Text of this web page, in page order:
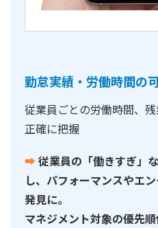
勤怠実績・労働時間の
従業員ごとの労働時間、
正確に把握
➡従業員の「働きすぎ」
し、パフォーマンスやエ
発見に。
マネジメント対象の優先